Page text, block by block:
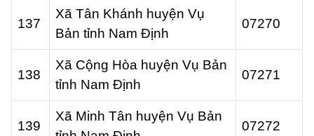
137
Xã Tân Khánh huyện Vụ
Bản tỉnh Nam Định
07270
138
Xã Cộng Hòa huyện Vụ Bản
tỉnh Nam Định
07271
139
Xã Minh Tân huyện Vụ Bản
07272